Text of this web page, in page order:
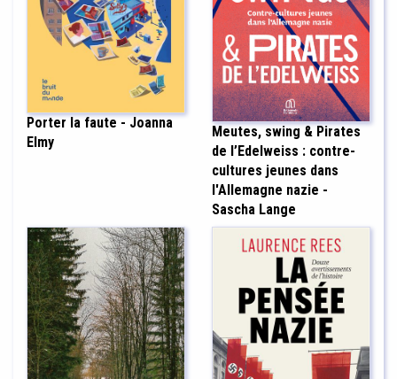
Porter la faute - Joanna
Elmy
Meutes, swing & Pirates
de l’Edelweiss : contre-
cultures jeunes dans
l'Allemagne nazie -
Sascha Lange